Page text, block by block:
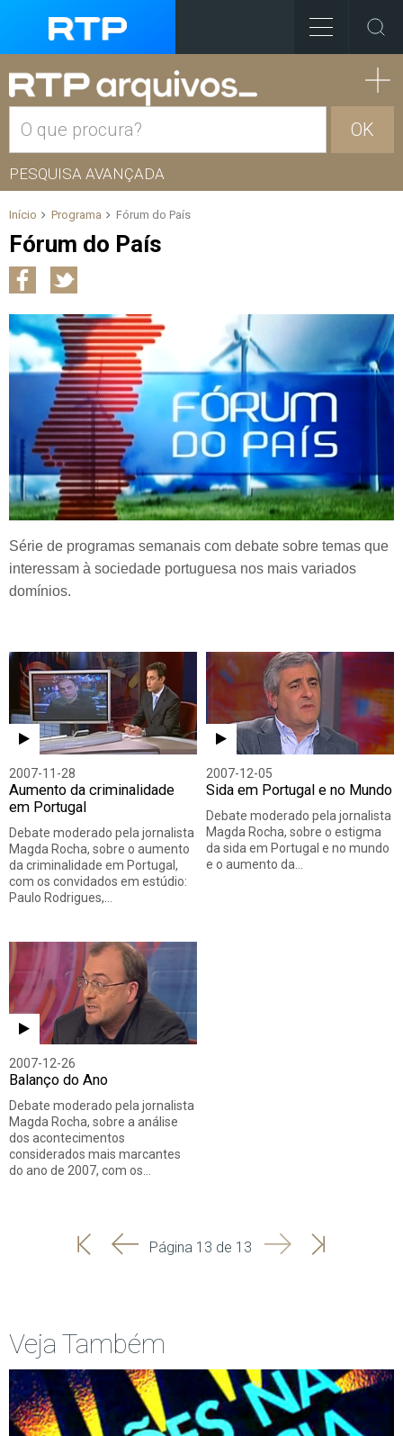
OK
PESQUISA AVANÇADA
Início Programa Fórum do País
Fórum do País
Série de programas semanais com debate sobre temas que
interessam à sociedade portuguesa nos mais variados
domínios.
2007-11-28
Aumento da criminalidade
em Portugal
Debate moderado pela jornalista
Magda Rocha, sobre o aumento
da criminalidade em Portugal,
com os convidados em estúdio:
Paulo Rodrigues,…
2007-12-05
Sida em Portugal e no Mundo
Debate moderado pela jornalista
Magda Rocha, sobre o estigma
da sida em Portugal e no mundo
e o aumento da…
2007-12-26
Balanço do Ano
Debate moderado pela jornalista
Magda Rocha, sobre a análise
dos acontecimentos
considerados mais marcantes
do ano de 2007, com os…
'
'
Página 13 de 13 SeguinteÚltima
Veja Também